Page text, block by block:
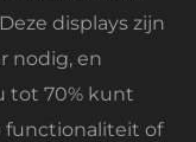
displays zijn
nodig, en
tot 70% kunt
functionaliteit of